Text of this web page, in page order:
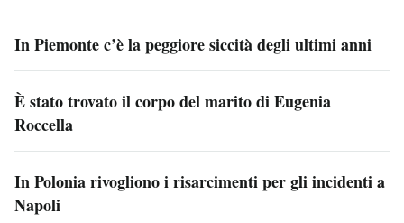
In Piemonte c’è la peggiore siccità degli ultimi anni
È stato trovato il corpo del marito di Eugenia
Roccella
In Polonia rivogliono i risarcimenti per gli incidenti a
Napoli